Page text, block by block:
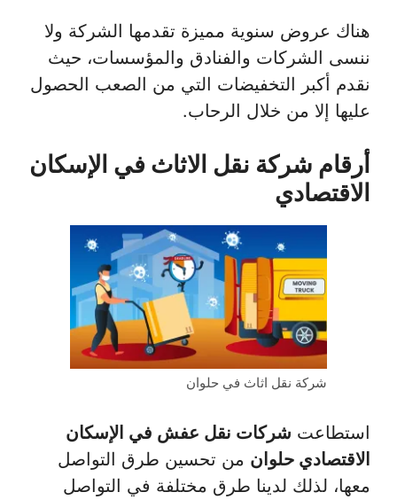
هناك عروض سنوية مميزة تقدمها الشركة ولا
ننسى الشركات والفنادق والمؤسسات، حيث
نقدم أكبر التخفيضات التي من الصعب الحصول
عليها إلا من خلال الرحاب.
أرقام شركة نقل الاثاث في الإسكان
الاقتصادي
شركة نقل اثاث في حلوان
استطاعت شركات نقل عفش في الإسكان
الاقتصادي حلوان من تحسين طرق التواصل
معها، لذلك لدينا طرق مختلفة في التواصل